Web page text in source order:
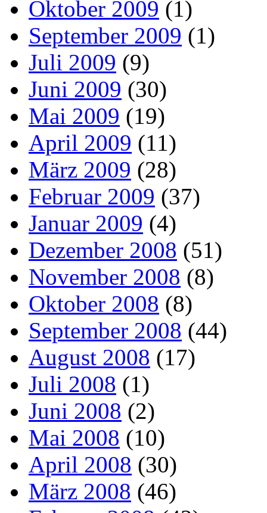
Oktober 2009 (1)
September 2009 (1)
Juli 2009 (9)
Juni 2009 (30)
Mai 2009 (19)
April 2009 (11)
März 2009 (28)
Februar 2009 (37)
Januar 2009 (4)
Dezember 2008 (51)
November 2008 (8)
Oktober 2008 (8)
September 2008 (44)
August 2008 (17)
Juli 2008 (1)
Juni 2008 (2)
Mai 2008 (10)
April 2008 (30)
März 2008 (46)